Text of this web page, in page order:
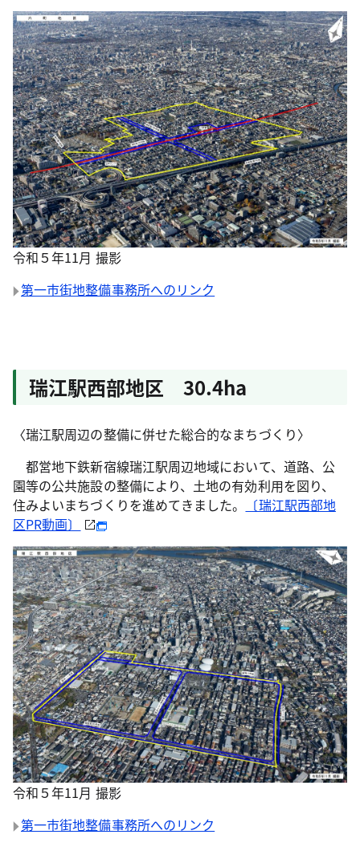
令和５年11月 撮影
第一市街地整備事務所へのリンク
瑞江駅西部地区 30.4ha
〈瑞江駅周辺の整備に併せた総合的なまちづくり〉
都営地下鉄新宿線瑞江駅周辺地域において、道路、公
園等の公共施設の整備により、土地の有効利用を図り、
住みよいまちづくりを進めてきました。
〔瑞江駅西部地
区PR動画〕
令和５年11月 撮影
第一市街地整備事務所へのリンク